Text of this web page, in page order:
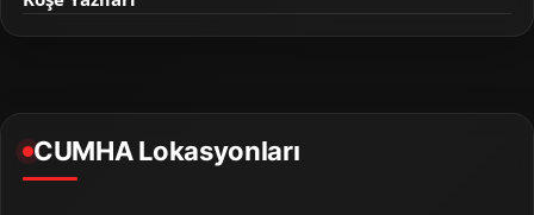
CUMHA Lokasyonları